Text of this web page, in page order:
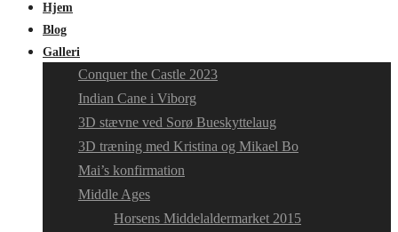
Hjem
Blog
Galleri
Conquer the Castle 2023
Indian Cane i Viborg
3D stævne ved Sorø Bueskyttelaug
3D træning med Kristina og Mikael Bo
Mai’s konfirmation
Middle Ages
Horsens Middelaldermarket 2015